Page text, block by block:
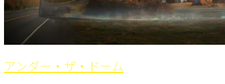
アンダー・ザ・ドーム